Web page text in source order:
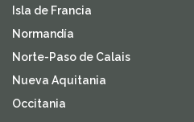
Isla de Francia
Normandía
Norte-Paso de Calais
Nueva Aquitania
Occitania